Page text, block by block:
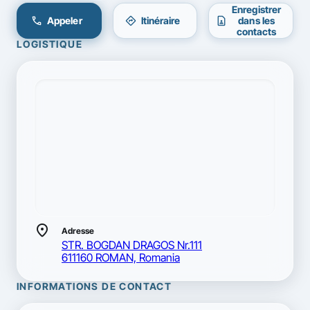
call Appeler directions Itinéraire contact_page
Enregistrer
dans les
contacts
LOGISTIQUE
location_on Adresse
STR. BOGDAN DRAGOS Nr.111
611160 ROMAN, Romania
INFORMATIONS DE CONTACT